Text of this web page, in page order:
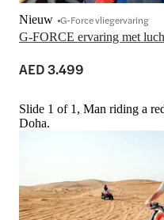
G-FORCE ervaring met
Nieuw G-Force vliegervaring
AED 3.499
Slide 1 of 1, Man riding a
Doha.